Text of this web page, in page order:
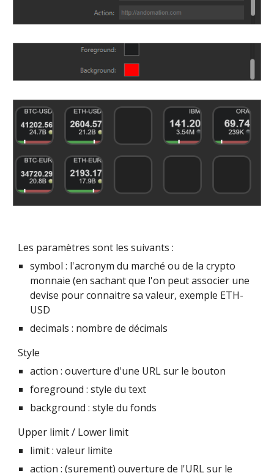
Les paramètres sont les suivants :
symbol : l'acronym du marché ou de la crypto
monnaie (en sachant que l'on peut associer une
devise pour connaitre sa valeur, exemple ETH-
USD
decimals : nombre de décimals
Style
action : ouverture d'une URL sur le bouton
foreground : style du text
background : style du fonds
Upper limit / Lower limit
limit : valeur limite
action : (surement) ouverture de l'URL sur le